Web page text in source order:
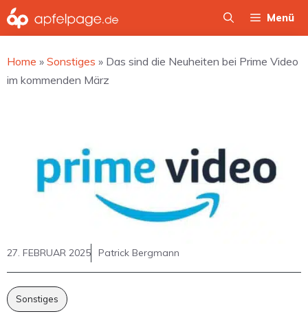
Zum
Inhalt
Menü
Home » Sonstiges » Das sind die Neuheiten bei Prime Video
im kommenden März
27. FEBRUAR 2025 Patrick Bergmann
Sonstiges